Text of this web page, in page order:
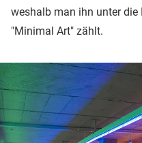
weshalb man ihn unter die
"Minimal Art" zählt.